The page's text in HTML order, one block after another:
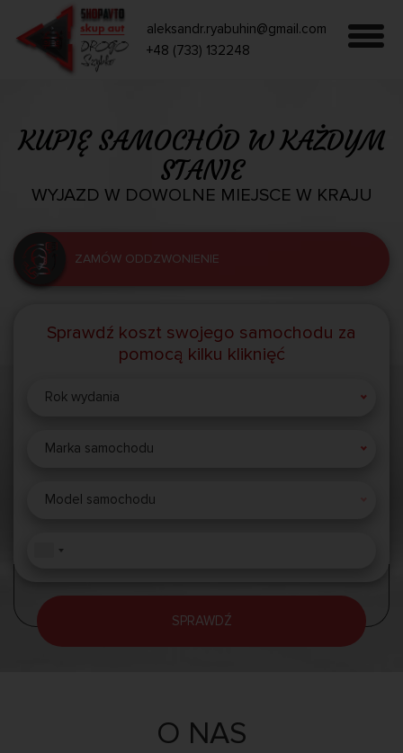
aleksandr.ryabuhin@gmail.com
+48 (733) 132248
KUPIĘ SAMOCHÓD W KAŻDYM
STANIE
WYJAZD W DOWOLNE MIEJSCE W KRAJU
ZAMÓW ODDZWONIENIE
Sprawdź koszt swojego samochodu za
pomocą kilku kliknięć
Rok wydania
Marka samochodu
Model samochodu
SPRAWDŹ
O NAS